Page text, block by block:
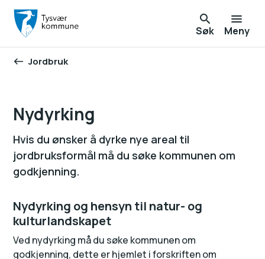
Søk Meny
Du er her:
Jordbruk
Nydyrking
Hvis du ønsker å dyrke nye areal til
jordbruksformål må du søke kommunen om
godkjenning.
Nydyrking og hensyn til natur- og
kulturlandskapet
Ved nydyrking må du søke kommunen om
godkjenning, dette er hjemlet i forskriften om